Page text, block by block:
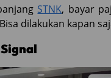
STNK, bayar
dilakukan kapan